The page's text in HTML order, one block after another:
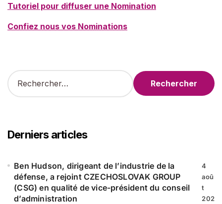
Tutoriel pour diffuser une Nomination
Confiez nous vos Nominations
R
e
r
c
e
Derniers articles
Ben Hudson, dirigeant de l’industrie de la
défense, a rejoint CZECHOSLOVAK GROUP
(CSG) en qualité de vice-président du conseil
d’administration
4
aoû
t
202